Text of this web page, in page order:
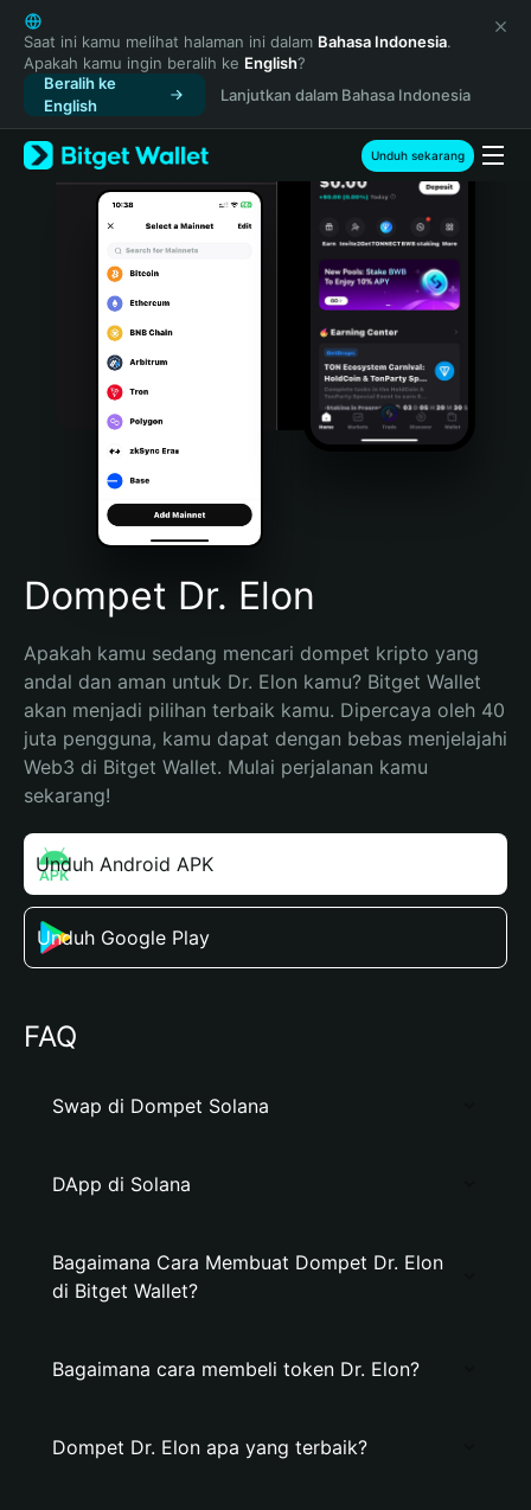
English
日本語
Tiếng Việt
Русский
Español (Latinoamérica)
Türkçe
Italiano
Português (Portugal)
Bahasa Indonesia
Português (Brasil)
Español (Argentina)
Saat ini kamu melihat halaman ini dalam Bahasa Indonesia.
Apakah kamu ingin beralih ke English?
Beralih ke
English
Lanjutkan dalam Bahasa Indonesia
Unduh sekarang
Dompet Dr. Elon
Apakah kamu sedang mencari dompet kripto yang
andal dan aman untuk Dr. Elon kamu? Bitget Wallet
akan menjadi pilihan terbaik kamu. Dipercaya oleh 40
juta pengguna, kamu dapat dengan bebas menjelajahi
Web3 di Bitget Wallet. Mulai perjalanan kamu
sekarang!
Unduh Android APK
Unduh Google Play
FAQ
Swap di Dompet Solana
DApp di Solana
Bagaimana Cara Membuat Dompet Dr. Elon
di Bitget Wallet?
Bagaimana cara membeli token Dr. Elon?
Dompet Dr. Elon apa yang terbaik?